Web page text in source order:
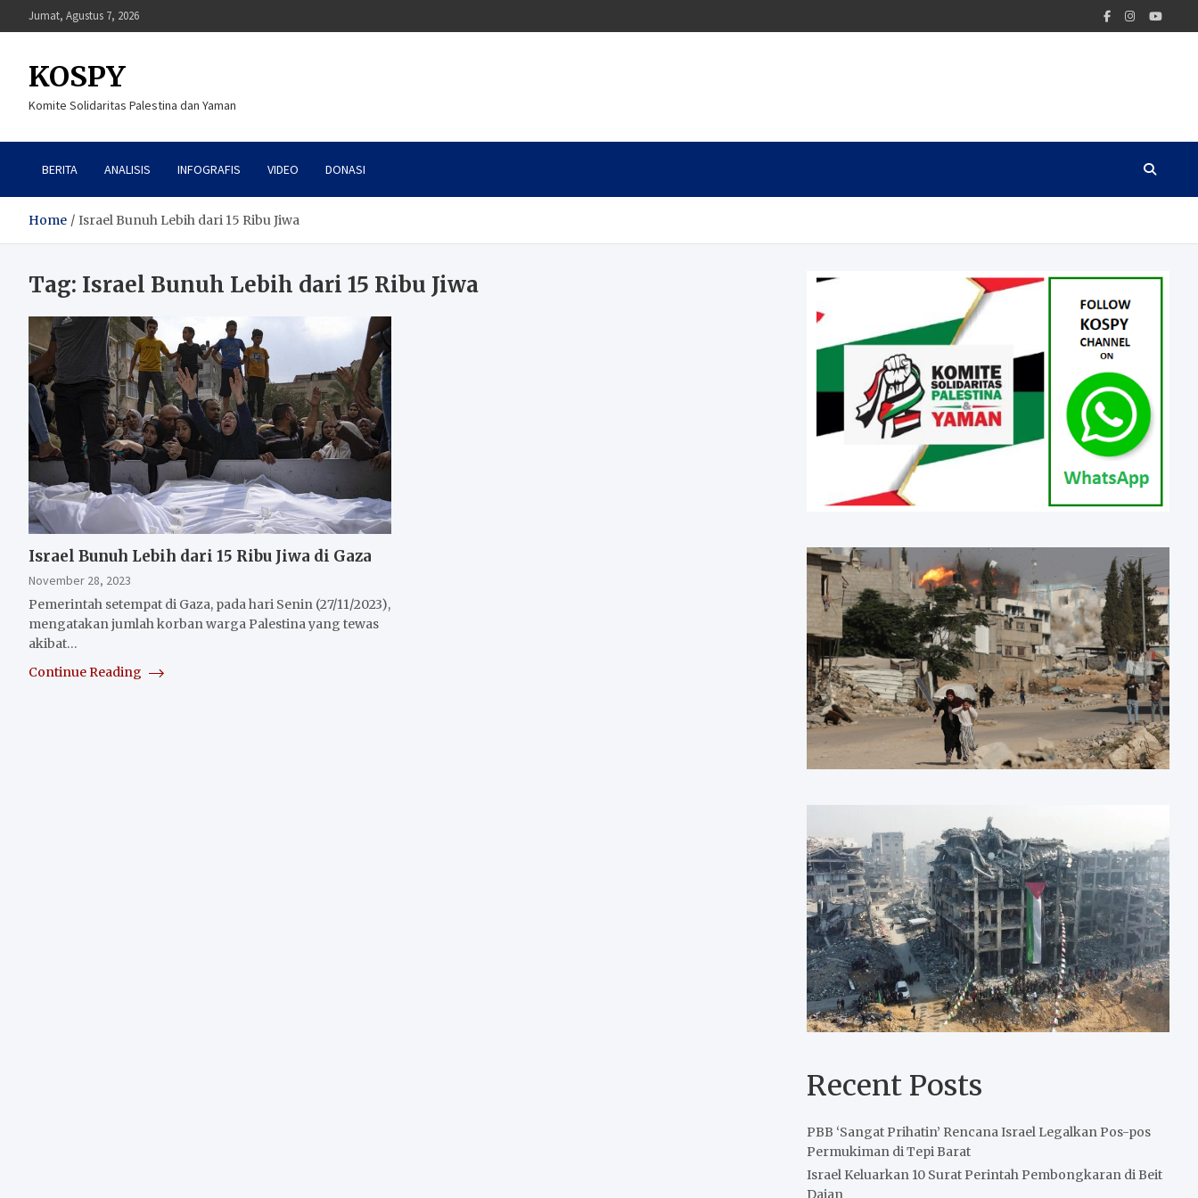
to
Jumat, Agustus 7, 2026
KOSPY
Komite Solidaritas Palestina dan Yaman
BERITA ANALISIS INFOGRAFIS VIDEO DONASI
Home Israel Bunuh Lebih dari 15 Ribu Jiwa
Tag: Israel Bunuh Lebih dari 15 Ribu Jiwa
Israel Bunuh Lebih dari 15 Ribu Jiwa di Gaza
November 28, 2023
Pemerintah setempat di Gaza, pada hari Senin (27/11/2023),
mengatakan jumlah korban warga Palestina yang tewas
akibat…
Continue Reading
Recent Posts
PBB ‘Sangat Prihatin’ Rencana Israel Legalkan Pos-pos
Permukiman di Tepi Barat
Israel Keluarkan 10 Surat Perintah Pembongkaran di Beit
Dajan